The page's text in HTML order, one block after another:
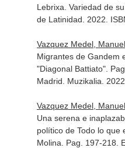
Lebrixa. Variedad de
de Latinidad. 2022.
Vazquez Medel,
Migrantes de Gandem
"Diagonal Battiato".
Madrid. Muzikalia.
Vazquez Medel,
Una serena e
político de Todo lo que
Molina. Pag. 197-218.